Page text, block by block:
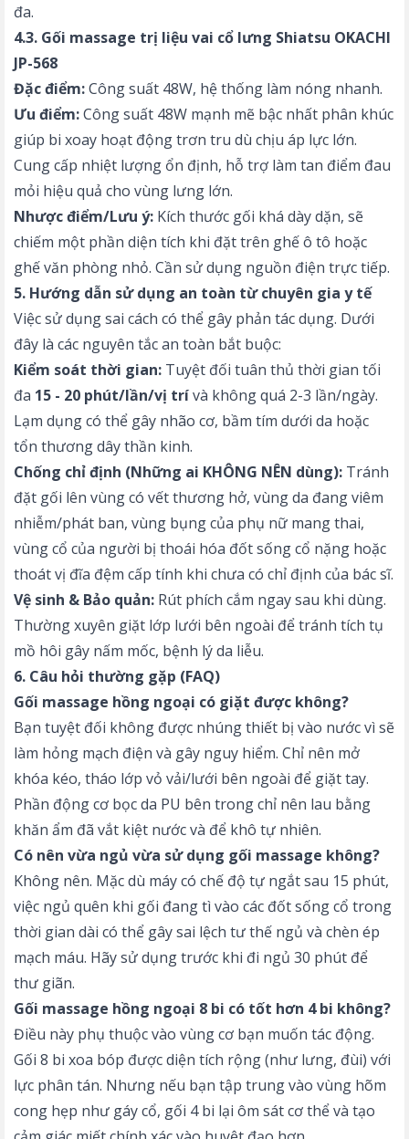
đa.
4.3. Gối massage trị liệu vai cổ lưng Shiatsu OKACHI
JP-568
Đặc điểm:Công suất 48W, hệ thống làm nóng nhanh.
Ưu điểm:Công suất 48W mạnh mẽ bậc nhất phân khúc
giúp bi xoay hoạt động trơn tru dù chịu áp lực lớn.
Cung cấp nhiệt lượng ổn định, hỗ trợ làm tan điểm đau
mỏi hiệu quả cho vùng lưng lớn.
Nhược điểm/Lưu ý: Kích thước gối khá dày dặn, sẽ
chiếm một phần diện tích khi đặt trên ghế ô tô hoặc
ghế văn phòng nhỏ. Cần sử dụng nguồn điện trực tiếp.
5. Hướng dẫn sử dụng an toàn từ chuyên gia y tế
Việc sử dụng sai cách có thể gây phản tác dụng. Dưới
đây là các nguyên tắc an toàn bắt buộc:
Kiểm soát thời gian: Tuyệt đối tuân thủ thời gian tối
đa 15 - 20 phút/lần/vị trívà không quá 2-3 lần/ngày.
Lạm dụng có thể gây nhão cơ, bầm tím dưới da hoặc
tổn thương dây thần kinh.
Chống chỉ định (Những ai KHÔNG NÊN dùng): Tránh
đặt gối lên vùng có vết thương hở, vùng da đang viêm
nhiễm/phát ban, vùng bụng của phụ nữ mang thai,
vùng cổ của người bị thoái hóa đốt sống cổ nặng hoặc
thoát vị đĩa đệm cấp tính khi chưa có chỉ định của bác sĩ.
Vệ sinh & Bảo quản: Rút phích cắm ngay sau khi dùng.
Thường xuyên giặt lớp lưới bên ngoài để tránh tích tụ
mồ hôi gây nấm mốc, bệnh lý da liễu.
6. Câu hỏi thường gặp (FAQ)
Gối massage hồng ngoại có giặt được không?
Bạn tuyệt đối không được nhúng thiết bị vào nước vì sẽ
làm hỏng mạch điện và gây nguy hiểm. Chỉ nên mở
khóa kéo, tháo lớp vỏ vải/lưới bên ngoài để giặt tay.
Phần động cơ bọc da PU bên trong chỉ nên lau bằng
khăn ẩm đã vắt kiệt nước và để khô tự nhiên.
Có nên vừa ngủ vừa sử dụng gối massage không?
Không nên. Mặc dù máy có chế độ tự ngắt sau 15 phút,
việc ngủ quên khi gối đang tì vào các đốt sống cổ trong
thời gian dài có thể gây sai lệch tư thế ngủ và chèn ép
mạch máu. Hãy sử dụng trước khi đi ngủ 30 phút để
thư giãn.
Gối massage hồng ngoại 8 bi có tốt hơn 4 bi không?
Điều này phụ thuộc vào vùng cơ bạn muốn tác động.
Gối 8 bi xoa bóp được diện tích rộng (như lưng, đùi) với
lực phân tán. Nhưng nếu bạn tập trung vào vùng hõm
cong hẹp như gáy cổ, gối 4 bi lại ôm sát cơ thể và tạo